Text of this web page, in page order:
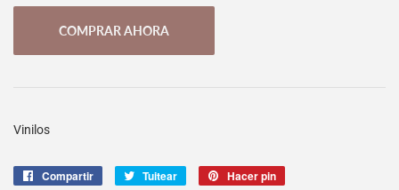
COMPRAR AHORA
Vinilos
Compartir
CompartirTuitear
Tuitear Hacer pin